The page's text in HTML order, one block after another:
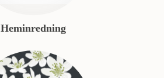
Heminredning